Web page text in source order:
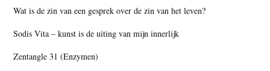
Wat is de zin van een gesprek over de zin van het leven?
Sodis Vita – kunst is de uiting van mijn innerlijk
Zentangle 31 (Enzymen)